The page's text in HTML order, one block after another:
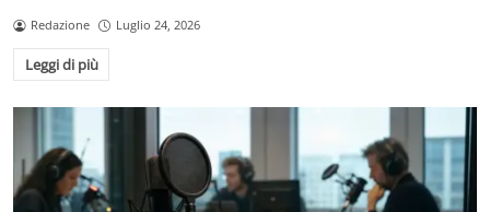
Redazione Luglio 24, 2026
Leggi di più